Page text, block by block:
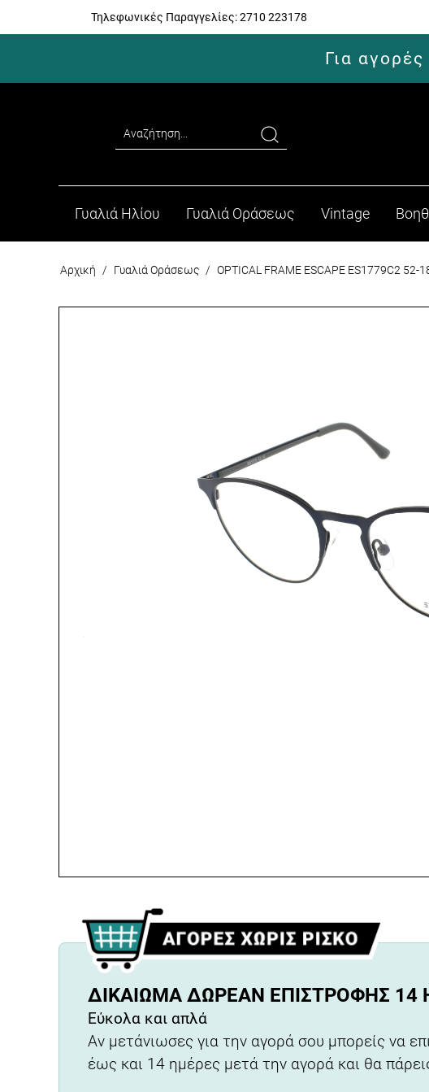
Τηλεφωνικές Παραγγελίες:2710 223178
Για
Γυαλιά Ηλίου Γυαλιά Οράσεως Vintage
Αρχική / Γυαλιά Οράσεως / OPTICAL FRAME ESCAPE ES1779C2 52-
ΔΙΚΑΊΩΜΑ ΔΩΡΕΆΝ ΕΠΙΣΤΡΟΦΉΣ
Εύκολα και απλά
Αν μετάνιωσες για την αγορά σου μπορείς να
έως και 14 ημέρες μετά την αγορά και θα